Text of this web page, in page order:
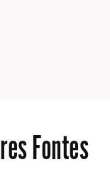
Fontes